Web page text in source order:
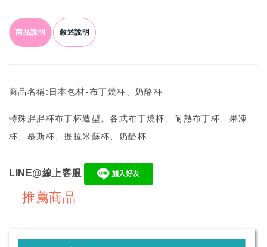
商品說明 敘述說明
商品名稱:日本包材-布丁燒杯、奶酪杯
特殊胖胖杯布丁杯造型。各式布丁燒杯、耐熱布丁杯、果凍
杯、慕斯杯、提拉米蘇杯、奶酪杯
LINE@線上客服
推薦商品